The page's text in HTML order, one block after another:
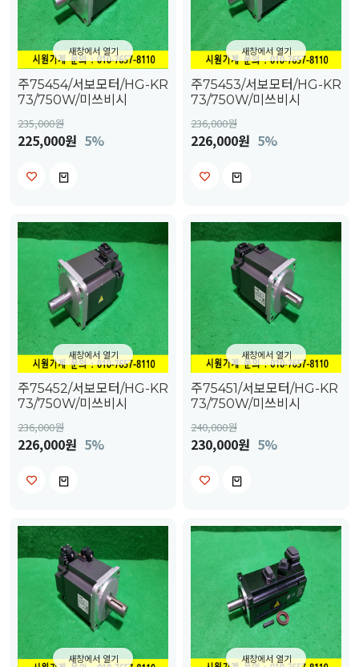
새창에서 열기
주75454/서보모터/HG-KR
73/750W/미쓰비시
235,000원
225,000원 5%
새창에서 열기
주75453/서보모터/HG-KR
73/750W/미쓰비시
236,000원
226,000원 5%
새창에서 열기
주75452/서보모터/HG-KR
73/750W/미쓰비시
236,000원
226,000원 5%
새창에서 열기
주75451/서보모터/HG-KR
73/750W/미쓰비시
240,000원
230,000원 5%
새창에서 열기 새창에서 열기